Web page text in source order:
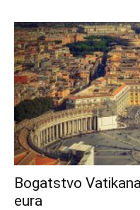
Bogatstvo
eura